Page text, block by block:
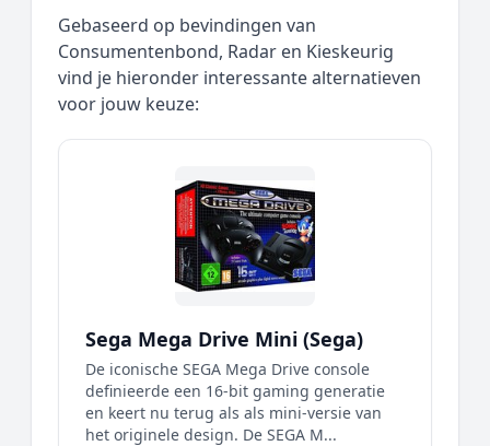
Gebaseerd op bevindingen van
Consumentenbond, Radar en Kieskeurig
vind je hieronder interessante alternatieven
voor jouw keuze:
Sega Mega Drive Mini (Sega)
De iconische SEGA Mega Drive console
definieerde een 16-bit gaming generatie
en keert nu terug als als mini-versie van
het originele design. De SEGA M...